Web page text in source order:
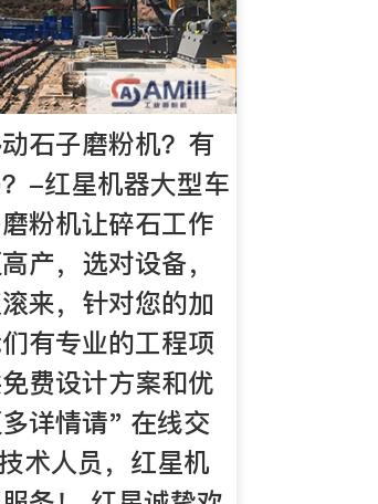
石子磨粉机？有
-红星机器大型车
粉机让碎石工作
产，选对设备，
来，针对您的加
有专业的工程项
费设计方案和优
详情请" 在线交
术人员，红星机